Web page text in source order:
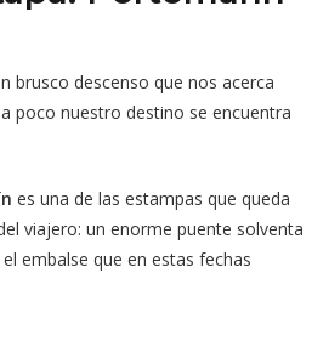
brusco descenso que nos acerca
poco nuestro destino se encuentra
es una de las estampas que queda
viajero: un enorme puente solventa
embalse que en estas fechas